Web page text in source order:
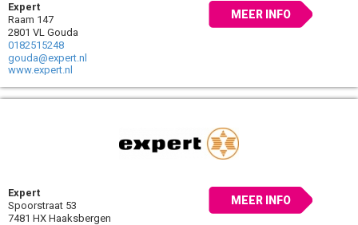
Expert
Raam 147
2801 VL Gouda
0182515248
gouda@expert.nl
www.expert.nl
MEER INFO
Expert
Spoorstraat 53
7481 HX Haaksbergen
MEER INFO